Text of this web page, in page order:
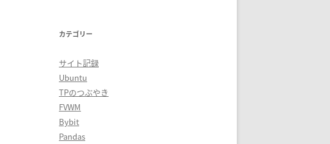
カテゴリー
サイト記録
Ubuntu
TPのつぶやき
FVWM
Bybit
Pandas